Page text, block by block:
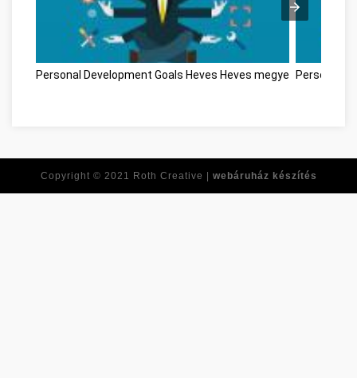
Personal Development Goals Heves Heves megye Personal
Copyright © 2021 Roth Creative | webáruház készítés